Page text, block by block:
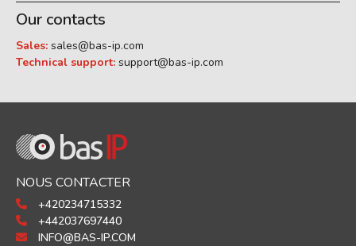
Our contacts
Sales: sales@bas-ip.com
Technical support: support@bas-ip.com
NOUS CONTACTER
+420234715332
+442037697440
INFO@BAS-IP.COM